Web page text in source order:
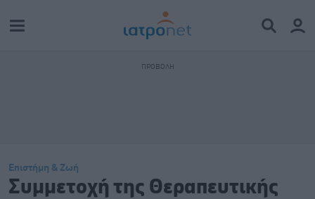
Επιστήμη & Ζωή
Συμμετοχή της Θεραπευτικής